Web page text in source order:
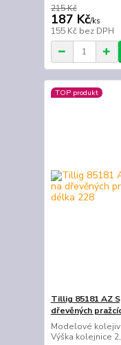
215 Kč
187 Kč/ks
155 Kč bez DPH
TOP produkt
Tillig 85181 AZ
dřevěných
Modelové
Výška kolejnice